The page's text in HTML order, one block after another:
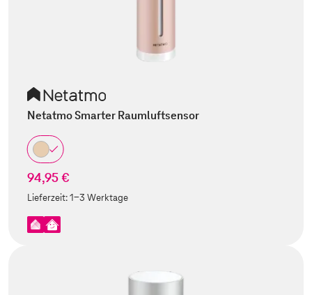
Netatmo Smarter Raumluftsensor
94,95 €
Lieferzeit:1-3 Werktage